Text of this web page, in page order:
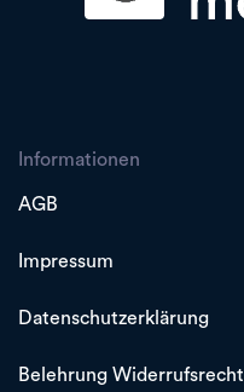
Informationen
AGB
Impressum
Datenschutzerklärung
Belehrung Widerrufsrecht